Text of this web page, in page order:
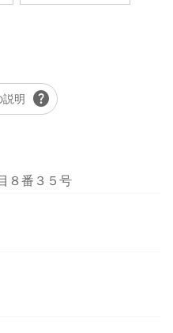
説明 help
８番３５号